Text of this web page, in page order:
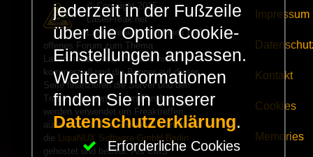
© Copyright 2025 -
LaserFreak.net
LaserFreak ist ein freies und
offenes Forum zum Thema
Lasershowtechnik. Wir sind nicht
kommerziell und die Banner auf dieser
Seite finanzieren die Server und den
Traffic. Einnahmen von Fan Artikeln
werden verwendet um Freaktreffen
auszurichten. Die Server werden durch
die LiquiNUX Software GmbH Berlin
gehostet und betreut. Als CMS
Impressum
Kontakt
Cookies
Memories
jederzeit in der Fußzeile
über die Option Cookie-
Einstellungen anpassen.
Weitere Informationen
finden Sie in unserer
Datenschutzerklärung.
Erforderliche Cookies